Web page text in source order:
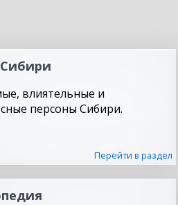
влиятельные и
персоны Сибири.
Перейти в раздел